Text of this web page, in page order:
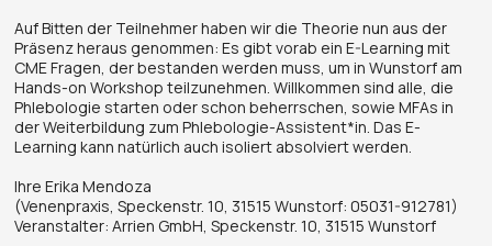
Auf Bitten der Teilnehmer haben wir die Theorie nun aus der
Präsenz heraus genommen: Es gibt vorab ein E-Learning mit
CME Fragen, der bestanden werden muss, um in Wunstorf am
Hands-on Workshop teilzunehmen. Willkommen sind alle, die
Phlebologie starten oder schon beherrschen, sowie MFAs in
der Weiterbildung zum Phlebologie-Assistent*in. Das E-
Learning kann natürlich auch isoliert absolviert werden.
Ihre Erika Mendoza
(Venenpraxis, Speckenstr. 10, 31515 Wunstorf: 05031-912781)
Veranstalter: Arrien GmbH, Speckenstr. 10, 31515 Wunstorf